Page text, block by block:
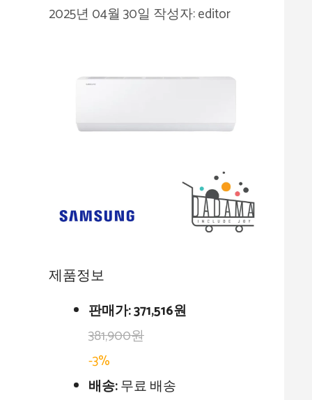
2025년 04월 30일 작성자:editor
제품정보
판매가:371,516원
381,900원
-3%
배송:무료 배송